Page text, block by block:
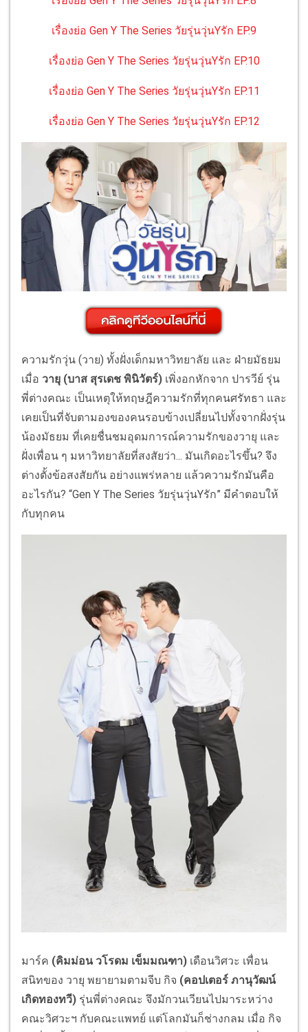
เรื่องย่อ Gen Y The Series วัยรุ่นวุ่นYรัก EP.9
เรื่องย่อ Gen Y The Series วัยรุ่นวุ่นYรัก EP.10
เรื่องย่อ Gen Y The Series วัยรุ่นวุ่นYรัก EP.11
เรื่องย่อ Gen Y The Series วัยรุ่นวุ่นYรัก EP.12
ความรักวุ่น (วาย) ทั้งฝั่งเด็กมหาวิทยาลัย และ ฝ่ายมัธยม
เมื่อ วายุ (บาส สุรเดช พินิวัตร์) เพิ่งอกหักจาก ปารวีย์ รุ่น
พี่ต่างคณะ เป็นเหตุให้ทฤษฎีความรักที่ทุกคนศรัทธา และ
เคยเป็นที่จับตามองของคนรอบข้างเปลี่ยนไปทั้งจากฝั่งรุ่น
น้องมัธยม ที่เคยชื่นชมอุดมการณ์ความรักของวายุ และ
ฝั่งเพื่อน ๆ มหาวิทยาลัยที่สงสัยว่า... มันเกิดอะไรขึ้น? จึง
ต่างตั้งข้อสงสัยกัน อย่างแพร่หลาย แล้วความรักมันคือ
อะไรกัน? “Gen Y The Series วัยรุ่นวุ่นYรัก” มีคำตอบให้
กับทุกคน
มาร์ค (คิมม่อน วโรดม เข็มมณฑา) เดือนวิศวะ เพื่อน
สนิทของ วายุ พยายามตามจีบ กิจ (คอปเตอร์ ภานุวัฒน์
เกิดทองทวี) รุ่นพี่ต่างคณะ จึงมักวนเวียนไปมาระหว่าง
คณะวิศวะฯ กับคณะแพทย์ แต่โลกมันก็ช่างกลม เมื่อ กิจ